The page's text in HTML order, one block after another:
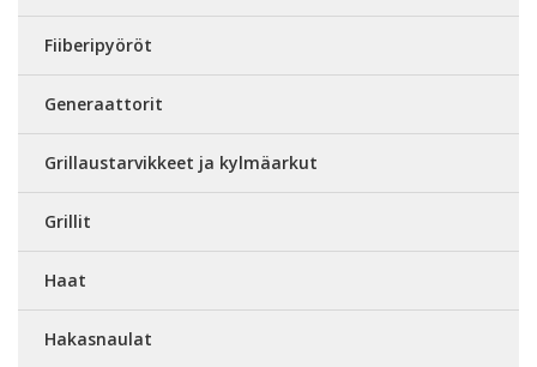
Fiiberipyöröt
Generaattorit
Grillaustarvikkeet ja kylmäarkut
Grillit
Haat
Hakasnaulat